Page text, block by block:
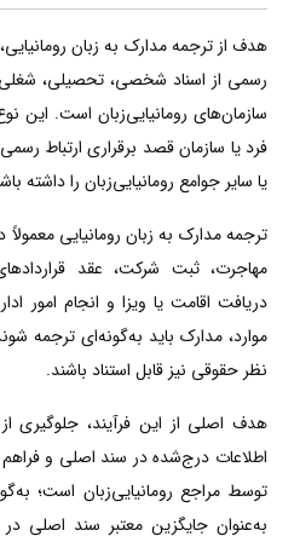
هدف از ترجمه مدارک به زبان
رسمی از اسناد شخصی، تحصیلی، شغلی
سازمان‌های رومانیایی‌زبان است. این
فرد یا سازمان قصد برقراری ارتباط
یا سایر جوامع رومانیایی‌زبان را داشته
ترجمه مدارک به زبان رومانیایی معمولاً
مهاجرت، ثبت شرکت، عقد
دریافت اقامت یا ویزا و انجام امور
موارد، مدارک باید به‌گونه‌ای ترجمه
نظر حقوقی نیز قابل استناد باشند.
هدف اصلی از این فرآیند، جلوگیری
اطلاعات درج‌شده در سند اصلی و
توسط مراجع رومانیایی‌زبان است؛
به‌عنوان جایگزین معتبر سند اصلی